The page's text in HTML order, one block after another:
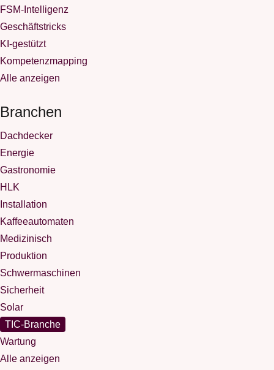
FSM-Intelligenz
Geschäftstricks
KI-gestützt
Kompetenzmapping
Alle anzeigen
Branchen
Dachdecker
Energie
Gastronomie
HLK
Installation
Kaffeeautomaten
Medizinisch
Produktion
Schwermaschinen
Sicherheit
Solar
TIC-Branche
Wartung
Alle anzeigen